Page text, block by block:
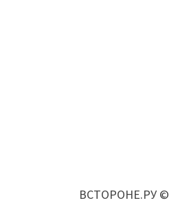
ВСТОРОНЕ.РУ ©